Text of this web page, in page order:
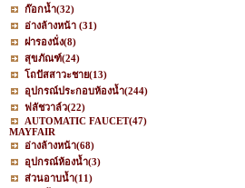
ก๊อกน้ำ(32)
อ่างล้างหน้า (31)
ฝารองนั่ง(8)
สุขภัณฑ์(24)
โถปัสสาวะชาย(13)
อุปกรณ์ประกอบห้องน้ำ(244)
ฟลัชวาล์ว(22)
AUTOMATIC FAUCET(47)
MAYFAIR
อ่างล้างหน้า(68)
อุปกรณ์ห้องน้ำ(3)
ส่วนอาบน้ำ(11)